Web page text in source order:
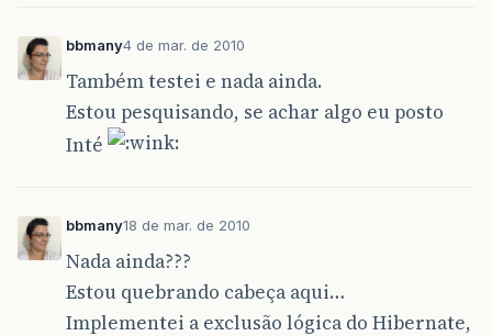
bbmany4 de mar. de 2010
Também testei e nada ainda.
Estou pesquisando, se achar algo eu posto
Inté
bbmany18 de mar. de 2010
Nada ainda???
Estou quebrando cabeça aqui…
Implementei a exclusão lógica do Hibernate,